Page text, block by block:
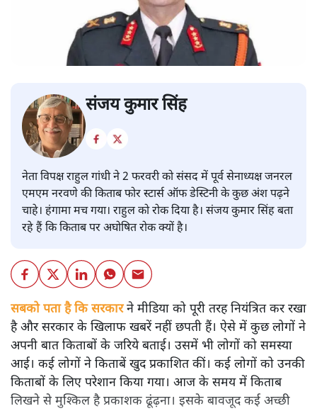
संजय कुमार सिंह
नेता विपक्ष राहुल गांधी ने 2 फरवरी को संसद में पूर्व सेनाध्यक्ष जनरल
एमएम नरवणे की किताब फोर स्टार्स ऑफ डेस्टिनी के कुछ अंश पढ़ने
चाहे। हंगामा मच गया। राहुल को रोक दिया है। संजय कुमार सिंह बता
रहे हैं कि किताब पर अघोषित रोक क्यों है।
सबको पता है कि सरकारने मीडिया को पूरी तरह नियंत्रित कर रखा
है और सरकार के खिलाफ खबरें नहीं छपती हैं। ऐसे में कुछ लोगों ने
अपनी बात किताबों के जरिये बताई। उसमें भी लोगों को समस्या
आई। कई लोगों ने किताबें खुद प्रकाशित कीं। कई लोगों को उनकी
किताबों के लिए परेशान किया गया। आज के समय में किताब
लिखने से मुश्किल है प्रकाशक ढूंढ़ना। इसके बावजूद कई अच्छी